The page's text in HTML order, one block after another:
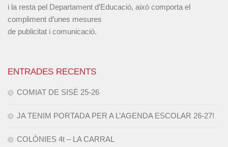
i la resta pel Departament d’Educació, això comporta el
compliment d’unes mesures
de publicitat i comunicació.
ENTRADES RECENTS
COMIAT DE SISÈ 25-26
JA TENIM PORTADA PER A L’AGENDA ESCOLAR 26-27!
COLÒNIES 4t – LA CARRAL